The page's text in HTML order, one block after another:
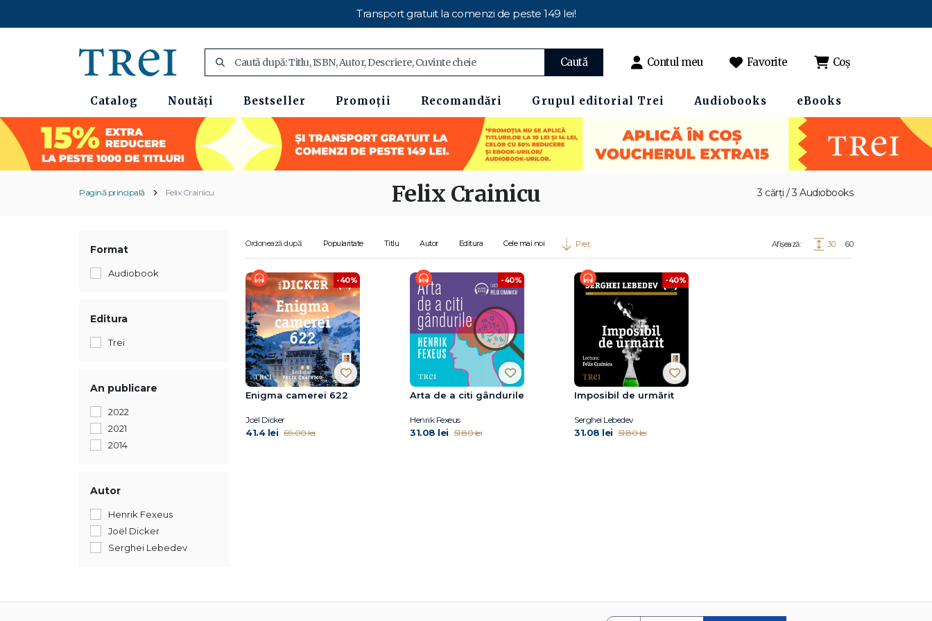
Transport gratuit la comenzi de peste 149 lei!
Caută Contul meu Favorite Coș
Catalog Noutăți Bestseller Promoții Recomandări Grupul editorial Trei Audiobooks eBooks
Pagină principală Felix Crainicu 3 cărți / 3 Audiobooks
Felix Crainicu
Format
Audiobook
Editura
Trei
An publicare
2022
2021
2014
Autor
Henrik Fexeus
Joël Dicker
Serghei Lebedev
Ordonează după: Popularitate Titlu Autor Editura Cele mai noi Preț Afișează: 30 60
-40%
Enigma camerei 622
Joël Dicker
41.4 lei 69.00 lei
-40%
Arta de a citi gândurile
Henrik Fexeus
31.08 lei 51.80 lei
-40%
Imposibil de urmărit
Serghei Lebedev
31.08 lei 51.80 lei